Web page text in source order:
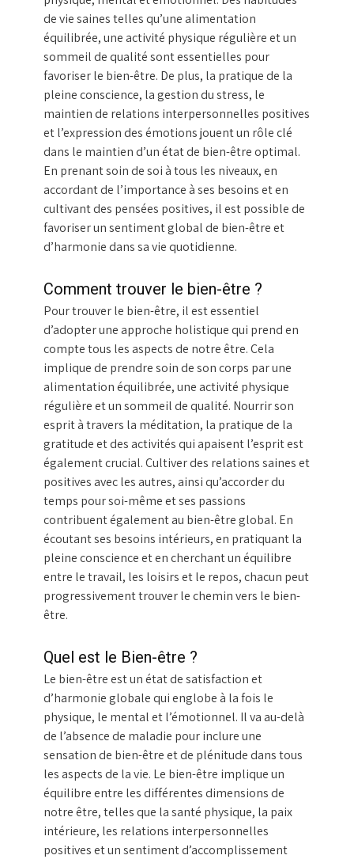
de vie saines telles qu’une alimentation
équilibrée, une activité physique régulière et un
sommeil de qualité sont essentielles pour
favoriser le bien-être. De plus, la pratique de la
pleine conscience, la gestion du stress, le
maintien de relations interpersonnelles positives
et l’expression des émotions jouent un rôle clé
dans le maintien d’un état de bien-être optimal.
En prenant soin de soi à tous les niveaux, en
accordant de l’importance à ses besoins et en
cultivant des pensées positives, il est possible de
favoriser un sentiment global de bien-être et
d’harmonie dans sa vie quotidienne.
Comment trouver le bien-être ?
Pour trouver le bien-être, il est essentiel
d’adopter une approche holistique qui prend en
compte tous les aspects de notre être. Cela
implique de prendre soin de son corps par une
alimentation équilibrée, une activité physique
régulière et un sommeil de qualité. Nourrir son
esprit à travers la méditation, la pratique de la
gratitude et des activités qui apaisent l’esprit est
également crucial. Cultiver des relations saines et
positives avec les autres, ainsi qu’accorder du
temps pour soi-même et ses passions
contribuent également au bien-être global. En
écoutant ses besoins intérieurs, en pratiquant la
pleine conscience et en cherchant un équilibre
entre le travail, les loisirs et le repos, chacun peut
progressivement trouver le chemin vers le bien-
être.
Quel est le Bien-être ?
Le bien-être est un état de satisfaction et
d’harmonie globale qui englobe à la fois le
physique, le mental et l’émotionnel. Il va au-delà
de l’absence de maladie pour inclure une
sensation de bien-être et de plénitude dans tous
les aspects de la vie. Le bien-être implique un
équilibre entre les différentes dimensions de
notre être, telles que la santé physique, la paix
intérieure, les relations interpersonnelles
positives et un sentiment d’accomplissement